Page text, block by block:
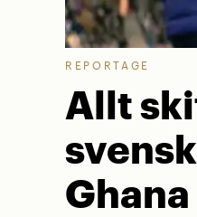
REPORTAGE
Allt
Ghana